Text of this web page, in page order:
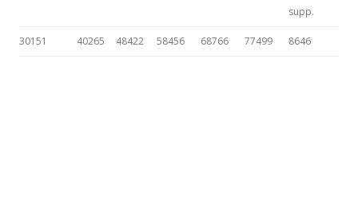
supp.
30151 40265 48422 58456 68766 77499 8646